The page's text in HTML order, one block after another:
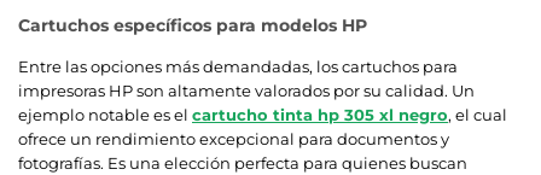
Cartuchos específicos para modelos HP
Entre las opciones más demandadas, los cartuchos para
impresoras HP son altamente valorados por su calidad. Un
ejemplo notable es el cartucho tinta hp 305 xl negro, el cual
ofrece un rendimiento excepcional para documentos y
fotografías. Es una elección perfecta para quienes buscan